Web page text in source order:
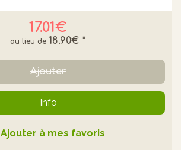
17.01€
18.90€ *
Ajouter
Info
Ajouter à mes favoris